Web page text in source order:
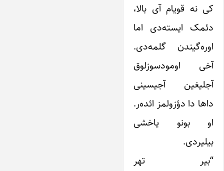
کی نه قویام آی بالا،
دئمک ایسته‌دی اما
اوره‌گیندن گلمه‌دی.
آخی اومودسوزلوق
آجلیغین آجیسینی
داها دا دؤزولمز ائده‌ر.
او بونو یاخشی
بیلیردی.
“بیر تهر